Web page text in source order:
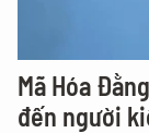
Mã Hóa
đến người